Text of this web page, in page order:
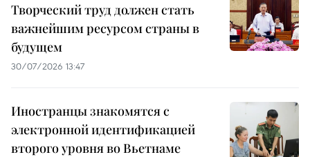
Творческий труд должен стать
важнейшим ресурсом страны в
будущем
30/07/2026 13:47
Иностранцы знакомятся с
электронной идентификацией
второго уровня во Вьетнаме